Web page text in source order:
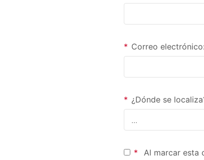
* Correo electrónico:
* ¿Dónde se
* Al marcar esta